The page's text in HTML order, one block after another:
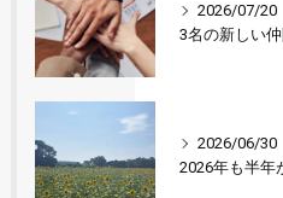
2026/07/20
3名の新しい
2026/06/30
2026年も半年